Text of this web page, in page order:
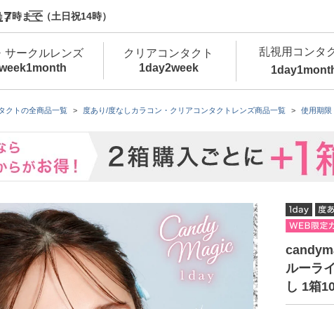
時まで（土日祝14時）
クトの全商品一覧 度あり/度なしカラコン・クリアコンタクトレンズ商品一覧 使用期限
ルーラ
し 1箱
ゴ
サークルレンズ
1month
クリアコンタクト
1day2week
乱視用コンタ
1day
カラコン・サークルレンズ 1day 商品一覧
クリアコンタクトレンズ 1day 商品一覧
新商品